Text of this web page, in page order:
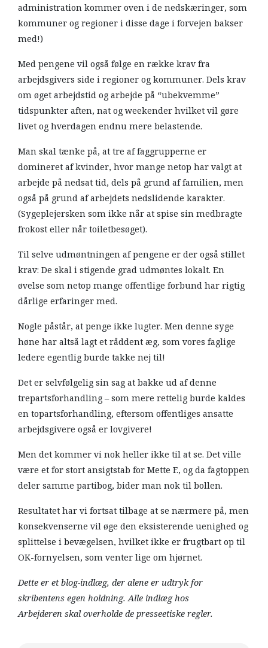
administration kommer oven i de nedskæringer, som
kommuner og regioner i disse dage i forvejen bakser
med!)
Med pengene vil også følge en række krav fra
arbejdsgivers side i regioner og kommuner. Dels krav
om øget arbejdstid og arbejde på “ubekvemme”
tidspunkter aften, nat og weekender hvilket vil gøre
livet og hverdagen endnu mere belastende.
Man skal tænke på, at tre af faggrupperne er
domineret af kvinder, hvor mange netop har valgt at
arbejde på nedsat tid, dels på grund af familien, men
også på grund af arbejdets nedslidende karakter.
(Sygeplejersken som ikke når at spise sin medbragte
frokost eller når toiletbesøget).
Til selve udmøntningen af pengene er der også stillet
krav: De skal i stigende grad udmøntes lokalt. En
øvelse som netop mange offentlige forbund har rigtig
dårlige erfaringer med.
Nogle påstår, at penge ikke lugter. Men denne syge
høne har altså lagt et råddent æg, som vores faglige
ledere egentlig burde takke nej til!
Det er selvfølgelig sin sag at bakke ud af denne
trepartsforhandling – som mere rettelig burde kaldes
en topartsforhandling, eftersom offentliges ansatte
arbejdsgivere også er lovgivere!
Men det kommer vi nok heller ikke til at se. Det ville
være et for stort ansigtstab for Mette F., og da fagtoppen
deler samme partibog, bider man nok til bollen.
Resultatet har vi fortsat tilbage at se nærmere på, men
konsekvenserne vil øge den eksisterende uenighed og
splittelse i bevægelsen, hvilket ikke er frugtbart op til
OK-fornyelsen, som venter lige om hjørnet.
Dette er et blog-indlæg, der alene er udtryk for
skribentens egen holdning. Alle indlæg hos
Arbejderen skal overholde de presseetiske regler.